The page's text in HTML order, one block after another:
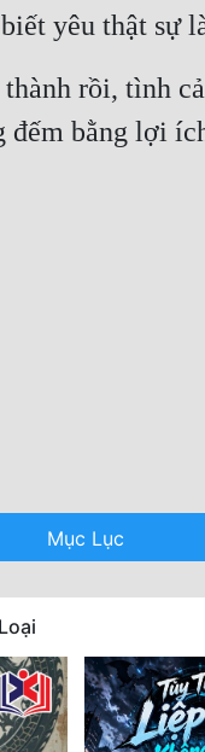
yêu thật sự
rồi, tình
đếm bằng lợi
Mục Lục